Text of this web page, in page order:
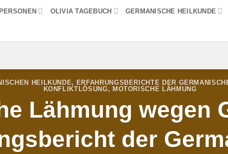
PERSONEN OLIVIA TAGEBUCH GERMANISCHE HEILKUNDE
HEILKUNDE, ERFAHRUNGSBERICHTE DER
KONFLIKTLÖSUNG, MOTORISCHE LÄHMUNG
Lähmung wegen
der